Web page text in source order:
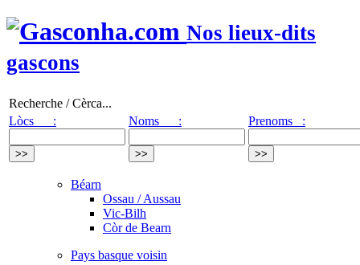
Nos lieux-dits
gascons
Recherche / Cèrca...
Lòcs :
Noms : Prenoms :
Béarn
Ossau / Aussau
Vic-Bilh
Còr de Bearn
Pays basque voisin